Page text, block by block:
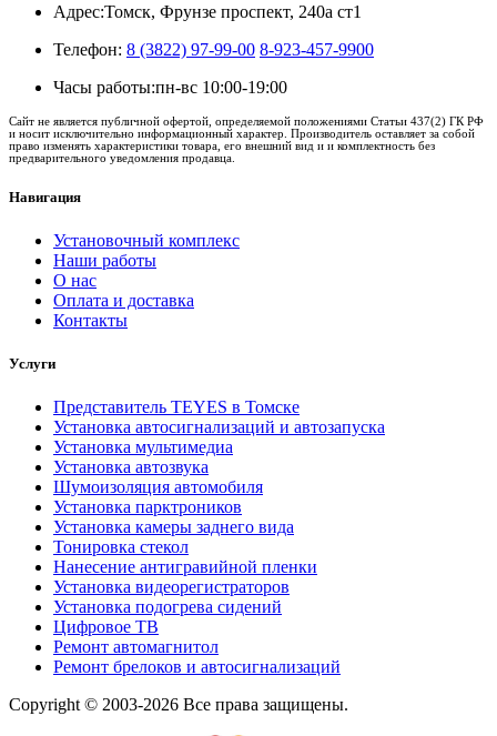
Адрес:Томск, Фрунзе проспект, 240а ст1
Телефон: 8 (3822) 97-99-00 8-923-457-9900
Часы работы:пн-вс 10:00-19:00
Сайт не является публичной офертой, определяемой положениями Статьи 437(2) ГК РФ
и носит исключительно информационный характер. Производитель оставляет за собой
право изменять характеристики товара, его внешний вид и и комплектность без
предварительного уведомления продавца.
Навигация
Установочный комплекс
Наши работы
О нас
Оплата и доставка
Контакты
Услуги
Представитель TEYES в Томске
Установка автосигнализаций и автозапуска
Установка мультимедиа
Установка автозвука
Шумоизоляция автомобиля
Установка парктроников
Установка камеры заднего вида
Тонировка стекол
Нанесение антигравийной пленки
Установка видеорегистраторов
Установка подогрева сидений
Цифровое ТВ
Ремонт автомагнитол
Ремонт брелоков и автосигнализаций
Copyright © 2003-2026 Все права защищены.